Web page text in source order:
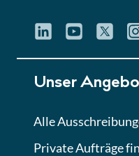
Unser
Alle
Private Aufträge